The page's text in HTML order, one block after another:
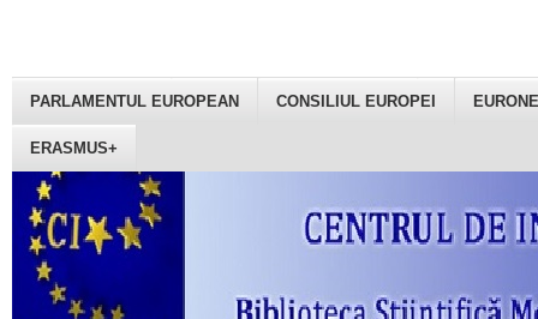
PARLAMENTUL EUROPEAN CONSILIUL EUROPEI
ERASMUS+